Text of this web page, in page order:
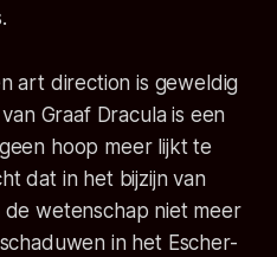
art direction is geweldig
Graaf Dracula is een
hoop meer lijkt te
dat in het bijzijn van
wetenschap niet meer
in het Escher-